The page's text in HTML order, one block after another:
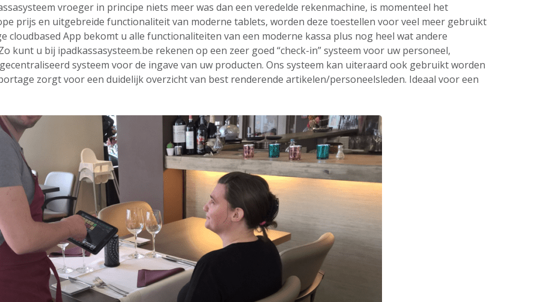
vroeger in principe niets meer was dan een veredelde rekenmachine, is momenteel het
prijs en uitgebreide functionaliteit van moderne tablets, worden deze toestellen voor veel meer gebruikt
cloudbased App bekomt u alle functionaliteiten van een moderne kassa plus nog heel wat andere
kunt u bij ipadkassasysteem.be rekenen op een zeer goed “check-in” systeem voor uw personeel,
systeem voor de ingave van uw producten. Ons systeem kan uiteraard ook gebruikt worden
zorgt voor een duidelijk overzicht van best renderende artikelen/personeelsleden. Ideaal voor een